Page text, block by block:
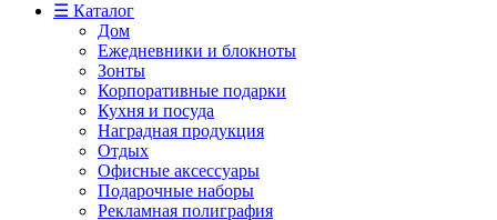
☰ Каталог
Дом
Ежедневники и блокноты
Зонты
Корпоративные подарки
Кухня и посуда
Наградная продукция
Отдых
Офисные аксессуары
Подарочные наборы
Рекламная полиграфия